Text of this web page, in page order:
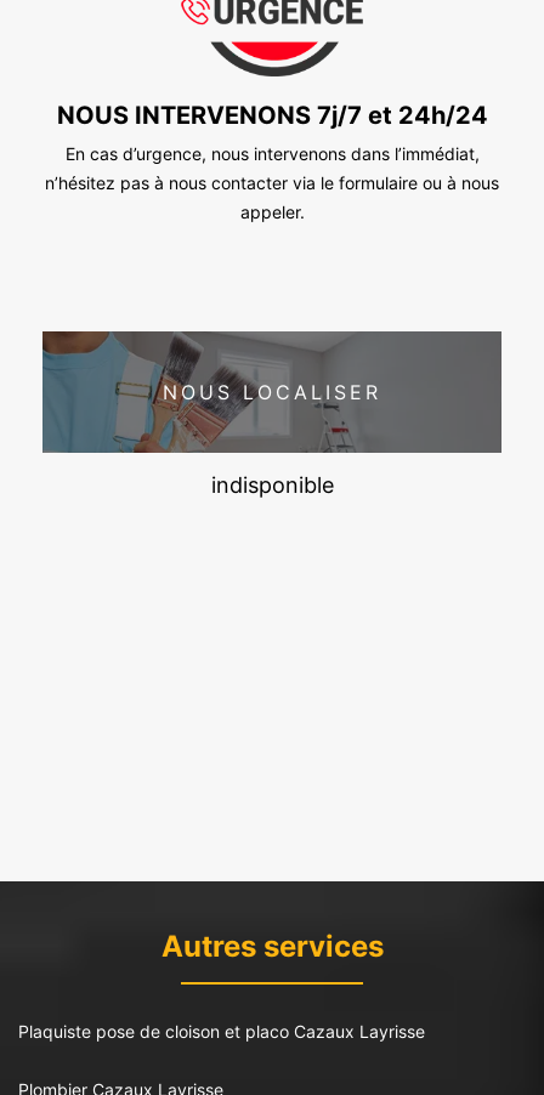
NOUS INTERVENONS 7j/7 et 24h/24
En cas d’urgence, nous intervenons dans l’immédiat,
n’hésitez pas à nous contacter via le formulaire ou à nous
appeler.
NOUS LOCALISER
indisponible
Autres services
Plaquiste pose de cloison et placo Cazaux Layrisse
Plombier Cazaux Layrisse